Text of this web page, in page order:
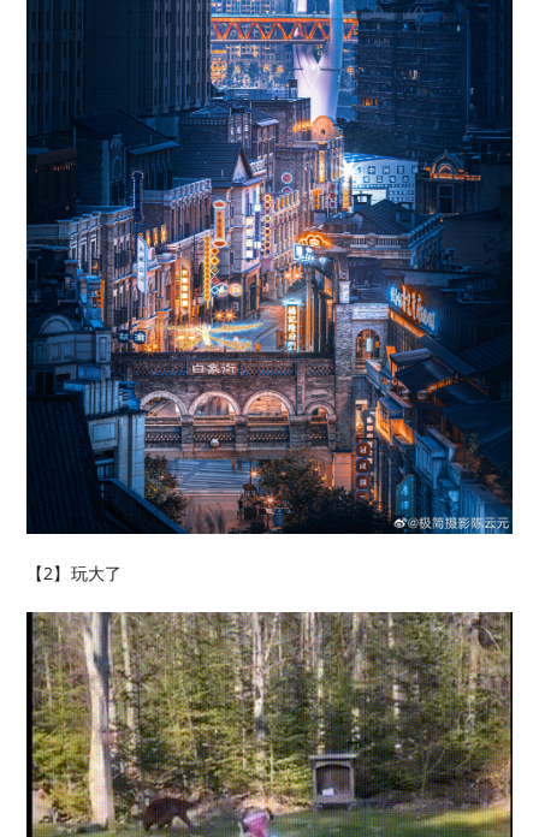
【2】玩大了